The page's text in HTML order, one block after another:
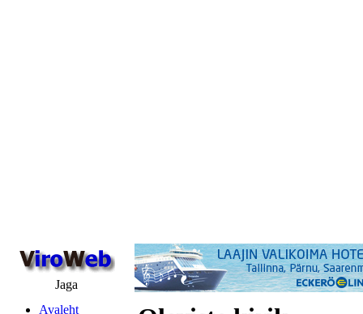
Jaga
Avaleht